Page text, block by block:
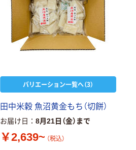
バリエーション一覧へ（3）
田中米穀 魚沼黄金もち（切餅）
お届け日 8月21日（金）まで
￥2,639~ （税込）